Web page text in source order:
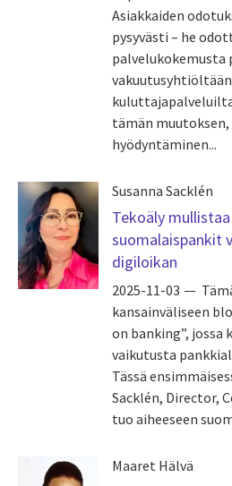
Asiakkaiden
pysyvästi – he
palvelukokemusta
tämän
hyödyntäminen...
Susanna Sacklén
Tekoäly
suomalaispankit
digiloikan
2025-11-03
kansainväliseen
on banking”,
vaikutusta
Tässä
Sacklén, Director,
tuo aiheeseen
Maaret Hälvä